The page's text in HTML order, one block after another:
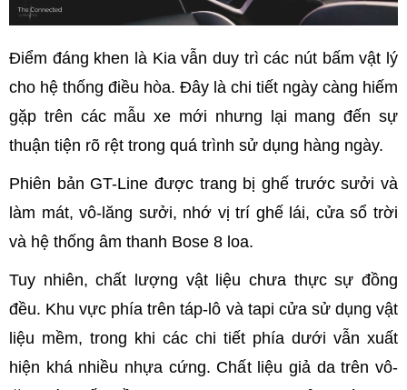
Điểm đáng khen là Kia vẫn duy trì các nút bấm vật lý
cho hệ thống điều hòa. Đây là chi tiết ngày càng hiếm
gặp trên các mẫu xe mới nhưng lại mang đến sự
thuận tiện rõ rệt trong quá trình sử dụng hàng ngày.
Phiên bản GT-Line được trang bị ghế trước sưởi và
làm mát, vô-lăng sưởi, nhớ vị trí ghế lái, cửa sổ trời
và hệ thống âm thanh Bose 8 loa.
Tuy nhiên, chất lượng vật liệu chưa thực sự đồng
đều. Khu vực phía trên táp-lô và tapi cửa sử dụng vật
liệu mềm, trong khi các chi tiết phía dưới vẫn xuất
hiện khá nhiều nhựa cứng. Chất liệu giả da trên vô-